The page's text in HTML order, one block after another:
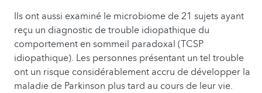
Ils ont aussi examiné le microbiome de 21 sujets ayant
reçu un diagnostic de trouble idiopathique du
comportement en sommeil paradoxal (TCSP
idiopathique). Les personnes présentant un tel trouble
ont un risque considérablement accru de développer la
maladie de Parkinson plus tard au cours de leur vie.